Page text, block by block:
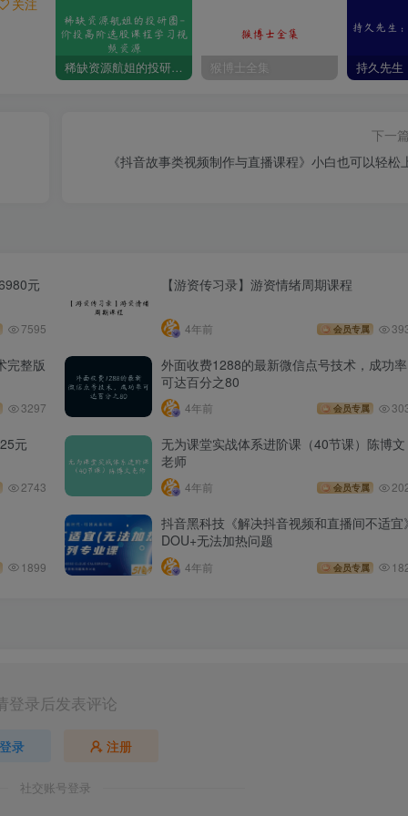
关注
稀缺资源航姐的投研圈-价投高阶选股课程学习视频资源 猴博士全集
下一篇
《抖音故事类视频制作与直播课程》小白也可以轻松
元
7595
【游资传习录】游资情绪周期课程
4年前 会员专属
完整版
3297
外面收费1288的最新微信点号技术，成功率
可达百分之80
4年前 会员专属
元
2743
无为课堂实战体系进阶课（40节课）陈博文
老师
4年前 会员专属
1899
抖音黑科技《解决抖音视频和直播间不适宜》
DOU+无法加热问题
4年前 会员专属
登录后发表评论
登录 注册
社交账号登录